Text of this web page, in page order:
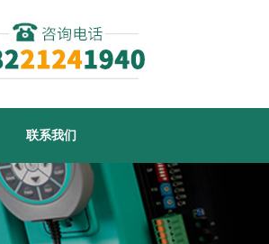
联系我们